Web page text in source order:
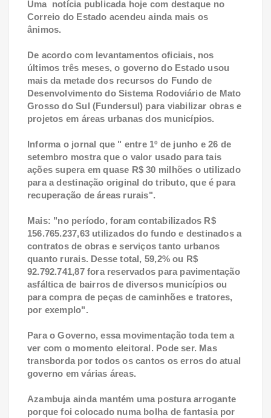
Uma notícia publicada hoje com destaque no
Correio do Estado acendeu ainda mais os
ânimos.
De acordo com levantamentos oficiais, nos
últimos três meses, o governo do Estado usou
mais da metade dos recursos do Fundo de
Desenvolvimento do Sistema Rodoviário de Mato
Grosso do Sul (Fundersul) para viabilizar obras e
projetos em áreas urbanas dos municípios.
Informa o jornal que " entre 1º de junho e 26 de
setembro mostra que o valor usado para tais
ações supera em quase R$ 30 milhões o utilizado
para a destinação original do tributo, que é para
recuperação de áreas rurais".
Mais: "no período, foram contabilizados R$
156.765.237,63 utilizados do fundo e destinados a
contratos de obras e serviços tanto urbanos
quanto rurais. Desse total, 59,2% ou R$
92.792.741,87 fora reservados para pavimentação
asfáltica de bairros de diversos municípios ou
para compra de peças de caminhões e tratores,
por exemplo".
Para o Governo, essa movimentação toda tem a
ver com o momento eleitoral. Pode ser. Mas
transborda por todos os cantos os erros do atual
governo em várias áreas.
Azambuja ainda mantém uma postura arrogante
porque foi colocado numa bolha de fantasia por